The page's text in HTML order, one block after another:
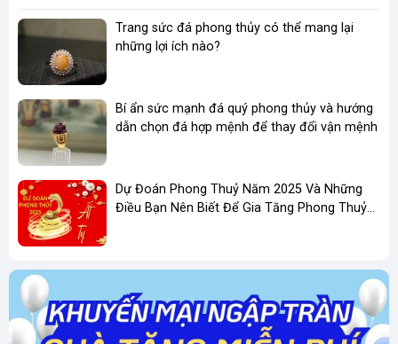
Những lợi ích nổi bật mà vòng tay đá
Aquamarine mang lại bao gồm:
Tăng cường sức đề kháng:
giúp cơ thể chống lại các bệnh liên quan
đến da và phổi, đồng thời giảm nhẹ các cơn
đau răng.
Giảm dị ứng và stress:Loại đá này có khả
năng làm dịu các phản ứng dị ứng, giảm
căng thẳng và xua tan nỗi sợ hãi, mang lại
cảm giác bình an.
Hỗ trợ hệ tiêu hóa và gan: Aquamarine có
tác động tích cực đến dạ dày và gan, giúp
Trang sức đá phong thủy có thể mang lại
những lợi ích nào?
Bí ẩn sức mạnh đá quý phong thủy và hướng
dẫn chọn đá hợp mệnh để thay đổi vận mệnh
Dự Đoán Phong Thuỷ Năm 2025 Và Những
Điều Bạn Nên Biết Để Gia Tăng Phong Thuỷ